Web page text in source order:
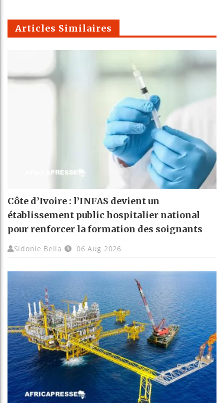
m
Articles Similaires
Côte d’Ivoire : l’INFAS devient un
établissement public hospitalier national
pour renforcer la formation des soignants
Sidonie Bella 06 Aug 2026